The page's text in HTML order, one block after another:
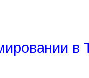
в